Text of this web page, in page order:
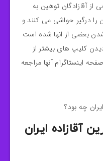
آقازادگان توهین به
درگیر حواشی می کنند و
بعضی از انها شده است
کلیپ های بیشتر از
اینستاگرام آنها مراجعه
آقازاده ایران